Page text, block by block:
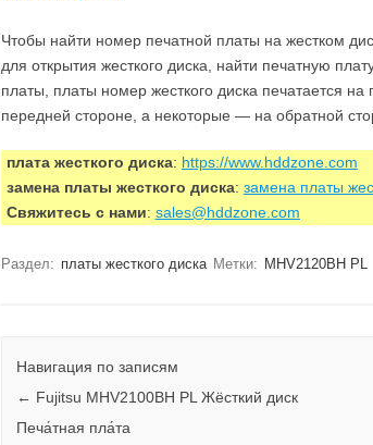
Чтобы найти номер печатной платы на жестком
для открытия жесткого диска, найти печатную
платы, платы номер жесткого диска печатается
передней стороне, а некоторые — на обратной
плата жесткого диска: https://www.hddzone.com
замена платы жесткого диска: замена платы
Свяжитесь с нами: sales@hddzone.com
Раздел: платы жесткого диска Метки: MHV2120BH PL
Навигация по записям
← Fujitsu MHV2100BH PL Жёсткий диск
Печа́тная пла́та